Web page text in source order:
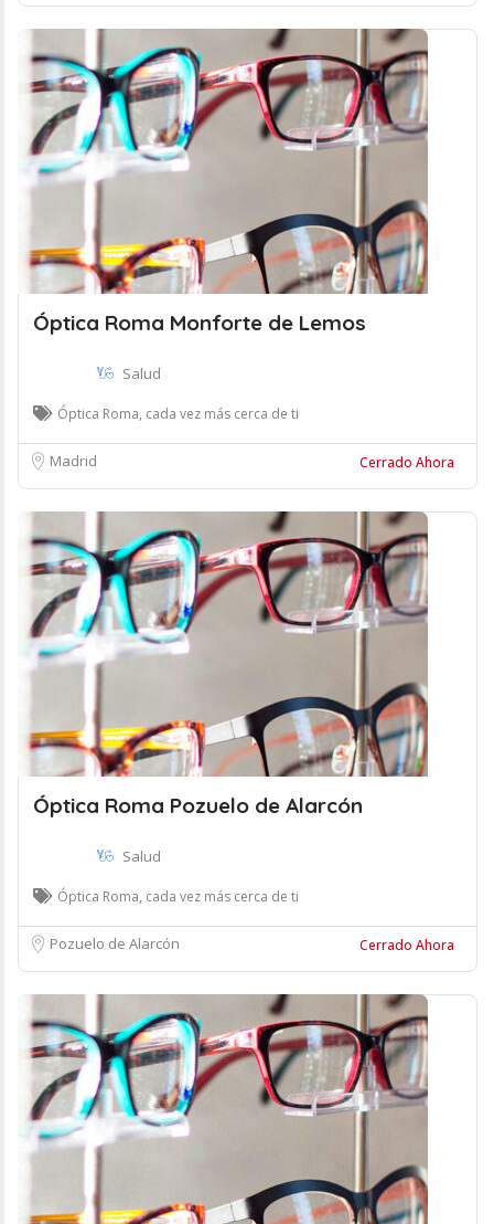
Óptica Roma Monforte de Lemos
Salud
Óptica Roma, cada vez más cerca de ti
Madrid Cerrado Ahora
Óptica Roma Pozuelo de Alarcón
Salud
Óptica Roma, cada vez más cerca de ti
Pozuelo de Alarcón Cerrado Ahora